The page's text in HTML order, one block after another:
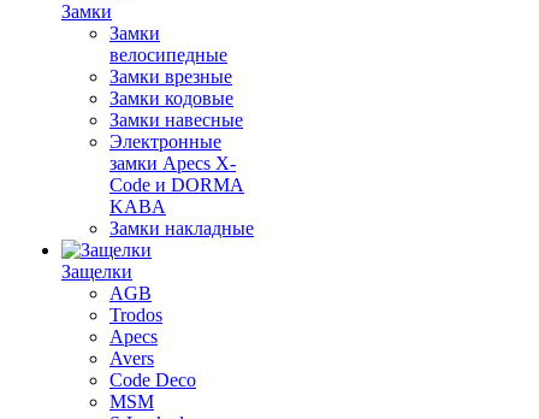
Замки
Замки
велосипедные
Замки врезные
Замки кодовые
Замки навесные
Электронные
замки Apecs X-
Code и DORMA
KABA
Замки накладные
Защелки
AGB
Trodos
Apecs
Avers
Code Deco
MSM